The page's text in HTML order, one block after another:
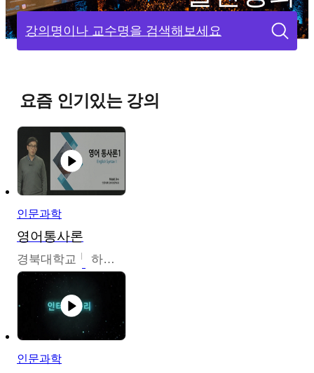
강의명이나 교수명을 검색해보세요
요즘 인기있는 강의
인문과학
영어통사론
경북대학교 하승완
인문과학